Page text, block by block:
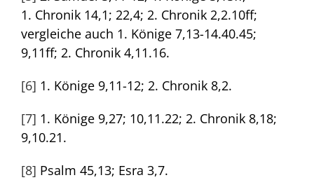
1. Chronik 14,1; 22,4; 2. Chronik 2,2.10ff;
vergleiche auch 1. Könige 7,13-14.40.45;
9,11ff; 2. Chronik 4,11.16.
[6] 1. Könige 9,11-12; 2. Chronik 8,2.
[7] 1. Könige 9,27; 10,11.22; 2. Chronik 8,18;
9,10.21.
[8] Psalm 45,13; Esra 3,7.